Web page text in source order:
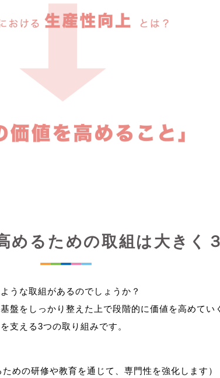
めるための取組は大きく
うな取組があるのでしょうか？
盤をしっかり整えた上で段階的に価値を高めてい
めの研修や教育を通じて、専門性を強化します）